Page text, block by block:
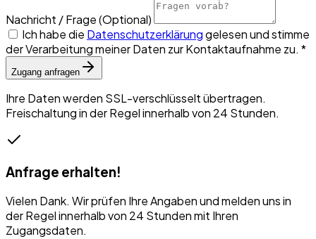
Nachricht / Frage(Optional)
Ich habe die Datenschutzerklärunggelesen und stimme
der Verarbeitung meiner Daten zur Kontaktaufnahme zu. *
Zugang anfragen
Ihre Daten werden SSL-verschlüsselt übertragen.
Freischaltung in der Regel innerhalb von 24 Stunden.
Anfrage erhalten!
Vielen Dank. Wir prüfen Ihre Angaben und melden uns in
der Regel innerhalb von 24 Stunden mit Ihren
Zugangsdaten.